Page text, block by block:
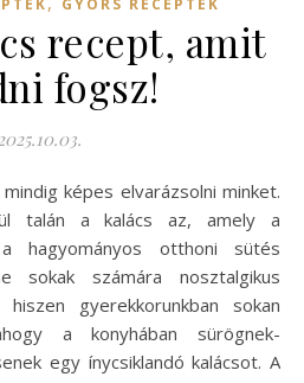
recept, amit
fogsz!
2025.10.03.
talán a kalács az, amely a
hagyományos otthoni sütés
sokak számára nosztalgikus
gyerekkorunkban sokan
a konyhában sürögnek-
egy ínycsiklandó kalácsot. A